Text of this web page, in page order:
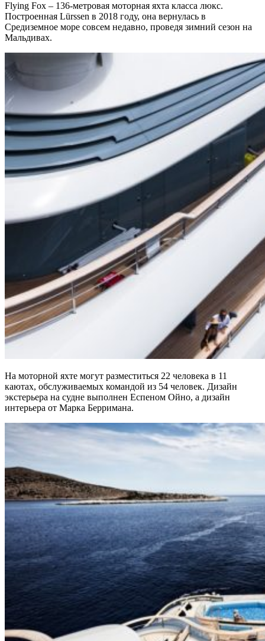
Flying Fox – 136-метровая моторная яхта класса люкс.
Построенная Lürssen в 2018 году, она вернулась в
Средиземное море совсем недавно, проведя зимний сезон на
Мальдивах.
На моторной яхте могут разместиться 22 человека в 11
каютах, обслуживаемых командой из 54 человек. Дизайн
экстерьера на судне выполнен Еспеном Ойно, а дизайн
интерьера от Марка Берримана.